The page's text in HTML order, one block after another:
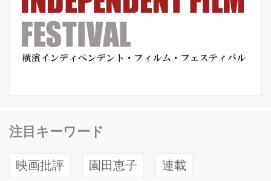
注目キーワード
映画批評 園田恵子 連載